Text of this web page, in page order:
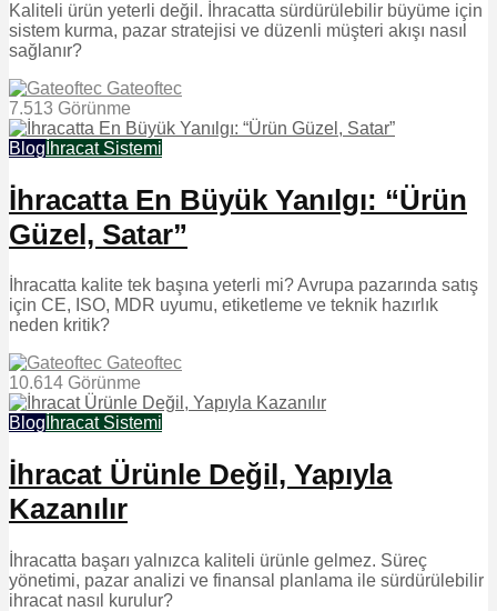
Kaliteli ürün yeterli değil. İhracatta sürdürülebilir büyüme için
sistem kurma, pazar stratejisi ve düzenli müşteri akışı nasıl
sağlanır?
Gateoftec
7.513 Görünme
Blog İhracat Sistemi
İhracatta En Büyük Yanılgı: “Ürün
Güzel, Satar”
İhracatta kalite tek başına yeterli mi? Avrupa pazarında satış
için CE, ISO, MDR uyumu, etiketleme ve teknik hazırlık
neden kritik?
Gateoftec
10.614 Görünme
Blog İhracat Sistemi
İhracat Ürünle Değil, Yapıyla
Kazanılır
İhracatta başarı yalnızca kaliteli ürünle gelmez. Süreç
yönetimi, pazar analizi ve finansal planlama ile sürdürülebilir
ihracat nasıl kurulur?